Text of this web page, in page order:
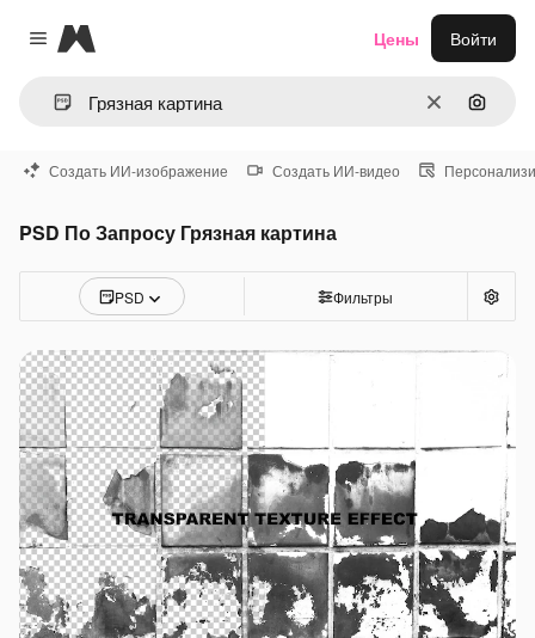
Close menu
Magnific
ОчиститьПоиск
Цены Войти
Создать ИИ-изображение Создать ИИ-видео
PSD По Запросу Грязная картина
PSD Фильтры